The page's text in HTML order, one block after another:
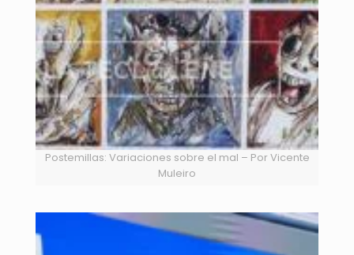
Postemillas: Variaciones sobre el mal – Por Vicente
Muleiro